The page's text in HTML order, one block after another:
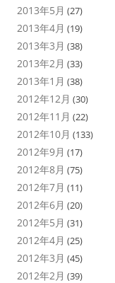
2013年5月 (27)
2013年4月 (19)
2013年3月 (38)
2013年2月 (33)
2013年1月 (38)
2012年12月 (30)
2012年11月 (22)
2012年10月 (133)
2012年9月 (17)
2012年8月 (75)
2012年7月 (11)
2012年6月 (20)
2012年5月 (31)
2012年4月 (25)
2012年3月 (45)
2012年2月 (39)